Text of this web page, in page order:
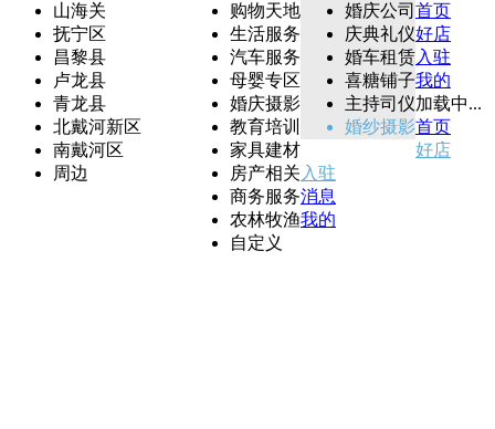
山海关
抚宁区
昌黎县
卢龙县
青龙县
北戴河新区
南戴河区
周边
购物天地
生活服务
汽车服务
母婴专区
婚庆摄影
教育培训
家具建材
房产相关
商务服务
农林牧渔
自定义
婚庆公司
庆典礼仪
婚车租赁
喜糖铺子
主持司仪
婚纱摄影
首页
好店
入驻
我的
加载中...
首页
好店
入驻
消息
我的